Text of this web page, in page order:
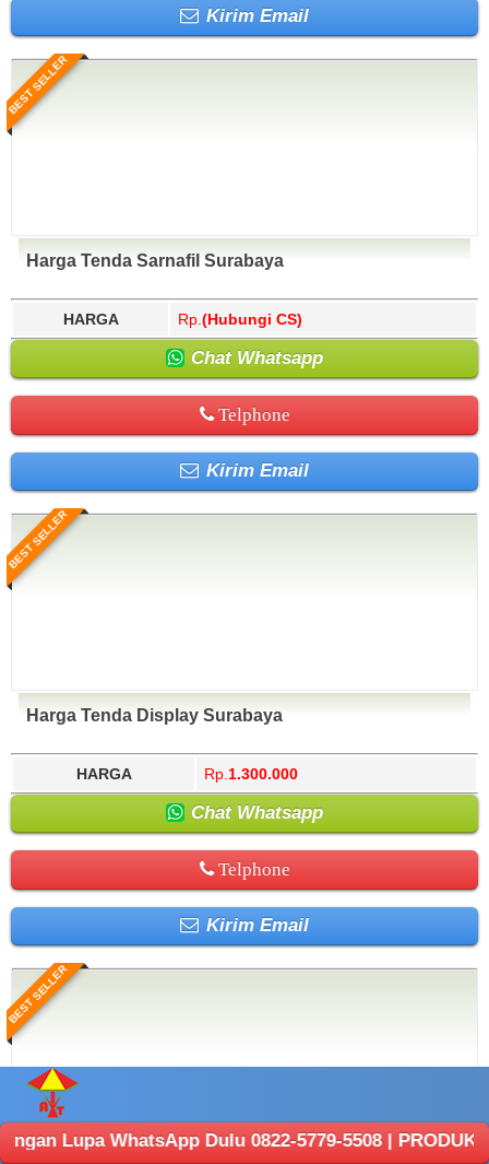
Kirim Email
BEST SELLER
Harga Tenda Sarnafil Surabaya
HARGA Rp. (Hubungi CS)
Chat Whatsapp
Telphone
Kirim Email
BEST SELLER
Harga Tenda Display Surabaya
HARGA Rp. 1.300.000
Chat Whatsapp
Telphone
Kirim Email
BEST SELLER
WhatsApp Dulu 0822-5779-5508 | PRODUKSI